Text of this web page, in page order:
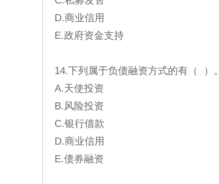
D.商业信用
E.政府资金支持
14.下列属于负债融资方式的有（ ）。
A.天使投资
B.风险投资
C.银行借款
D.商业信用
E.债券融资